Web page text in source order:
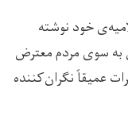
خود نوشته
به سوی مردم معترض
عمیقاً نگران‌کننده